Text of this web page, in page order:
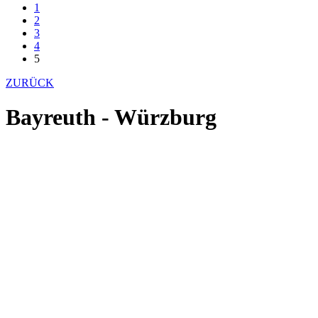
1
2
3
4
5
ZURÜCK
Bayreuth - Würzburg